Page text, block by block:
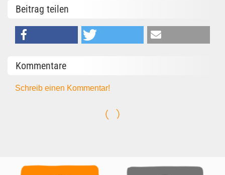
Beitrag teilen
Kommentare
Schreib einen Kommentar!